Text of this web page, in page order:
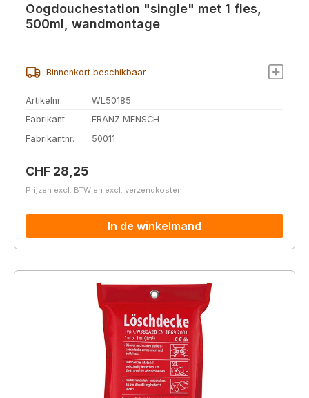
Oogdouchestation "single" met 1 fles,
500ml, wandmontage
Binnenkort beschikbaar
Artikelnr.
WL50185
Fabrikant
FRANZ MENSCH
Fabrikantnr.
50011
Normale prijs:
CHF 28,25
Prijzen excl. BTW en excl. verzendkosten
In de winkelmand